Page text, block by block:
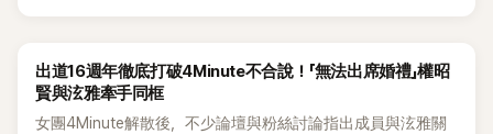
題，也同步推出散文書《在最陌生的海，成為最真實的自己》，
再度受到關注。
已不只是身體的痛，而是深深刻進心裡的恐懼。 許嘉允直言，
這起事件成了她多年來揮之不去的陰影，「現在雖然能笑著講，
但那件事真的留下很深的創傷。」從那之後，她變得害怕獨自外
南智賢接著笑著補充：「以前覺得只有我辛苦，但後來才懂，這
個朋友也一定很辛苦，那個成員也在承受。當時為什麼看不見
呢？」 關於解散，她回憶道：「就算有誤會，大家為了彼此都選
的時期。我待了好幾年的地方，一夜之間我們就消失了。一夜
之間接到通知就消失了。失去歸屬感的感覺最難熬。那時真的
很絕望。」 權昭賢也回想起當時的解散情況，爆料：「我記得最
出道16週年徹底打破4Minute不合說！「無法出席婚禮」權昭
賢與泫雅牽手同框
女團4Minute解散後，不少論壇與粉絲討論指出成員與泫雅關